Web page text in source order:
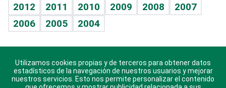
Celebrando la vida
Sin complejos
En pocas palabras
Escuchando al corazón
2012
2011 2010 2009 2008
2007
2006
2005 2004
Descarga nuestras aplicaciones para Android, iOS y
sistema Huawei.
Utilizamos cookies propias y de terceros para obtener datos
estadísticos de la navegación de nuestros usuarios y mejorar
nuestros servicios. Esto nos permite personalizar el contenido